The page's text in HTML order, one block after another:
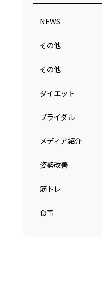
NEWS
その他
その他
ダイエット
ブライダル
メディア紹介
姿勢改善
筋トレ
食事